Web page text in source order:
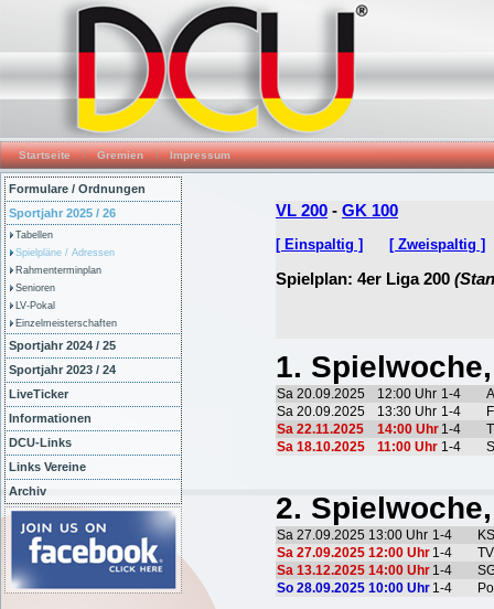
Startseite Gremien Impressum
Formulare / Ordnungen
Sportjahr 2025 / 26
Tabellen
Spielpläne / Adressen
Rahmenterminplan
Senioren
LV-Pokal
Einzelmeisterschaften
Sportjahr 2024 / 25
Sportjahr 2023 / 24
LiveTicker
Informationen
DCU-Links
Links Vereine
Archiv